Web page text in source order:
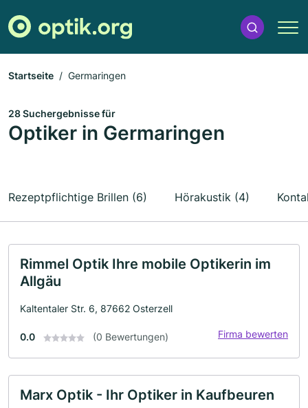
Startseite Germaringen
28 Suchergebnisse für
Optiker in Germaringen
Rezeptpflichtige Brillen (6) Hörakustik (4)
Rimmel Optik Ihre mobile Optikerin im
Allgäu
Kaltentaler Str. 6, 87662 Osterzell
0.0 (0 Bewertungen) Firma bewerten
Marx Optik - Ihr Optiker in Kaufbeuren